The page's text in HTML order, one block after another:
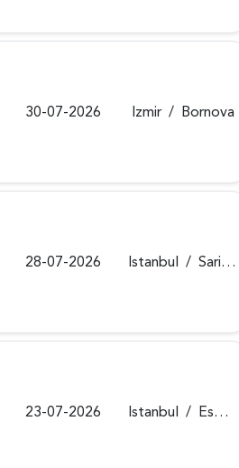
30-07-2026 Izmir / Bornova
28-07-2026 Istanbul / Sariyer
23-07-2026 Istanbul / Esenyurt